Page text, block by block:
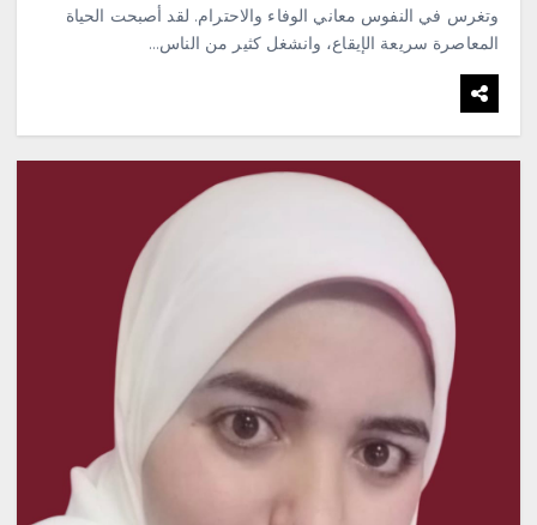
وتغرس في النفوس معاني الوفاء والاحترام. لقد أصبحت الحياة
المعاصرة سريعة الإيقاع، وانشغل كثير من الناس…